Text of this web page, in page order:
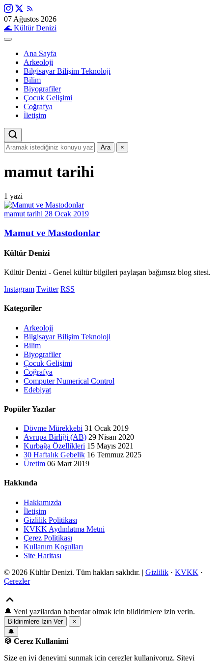
07 Ağustos 2026
🌊 Kültür Denizi
Ana Sayfa
Arkeoloji
Bilgisayar Bilişim Teknoloji
Bilim
Biyografiler
Çocuk Gelişimi
Coğrafya
İletişim
Ara ×
mamut tarihi
1 yazi
mamut tarihi 28 Ocak 2019
Mamut ve Mastodonlar
Kültür Denizi
Kültür Denizi - Genel kültür bilgileri paylaşan bağımsız blog sitesi.
Instagram Twitter RSS
Kategoriler
Arkeoloji
Bilgisayar Bilişim Teknoloji
Bilim
Biyografiler
Çocuk Gelişimi
Coğrafya
Computer Numerical Control
Edebiyat
Popüler Yazılar
Dövme Mürekkebi 31 Ocak 2019
Avrupa Birliği (AB) 29 Nisan 2020
Kurbağa Özellikleri 15 Mayıs 2021
30 Haftalık Gebelik 16 Temmuz 2025
Üretim 06 Mart 2019
Hakkında
Hakkımızda
İletişim
Gizlilik Politikası
KVKK Aydınlatma Metni
Çerez Politikası
Kullanım Koşulları
Site Haritası
© 2026 Kültür Denizi. Tüm hakları saklıdır. | Gizlilik · KVKK ·
Çerezler
🔔 Yeni yazilardan haberdar olmak icin bildirimlere izin verin.
Bildirimlere Izin Ver
×
🔔
🍪 Cerez Kullanimi
Size en iyi deneyimi sunmak icin cerezler kullaniyoruz. Siteyi